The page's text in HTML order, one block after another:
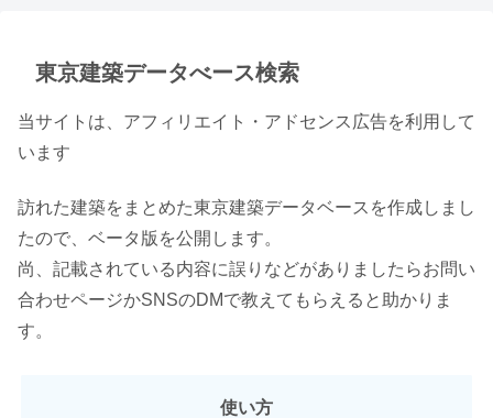
東京建築データべース検索
当サイトは、アフィリエイト・アドセンス広告を利用して
います
訪れた建築をまとめた東京建築データベースを作成しまし
たので、ベータ版を公開します。
尚、記載されている内容に誤りなどがありましたらお問い
合わせページかSNSのDMで教えてもらえると助かりま
す。
使い方